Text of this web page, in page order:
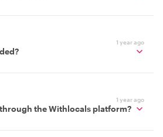
1 year ago
1 year ago
the Withlocals platform?